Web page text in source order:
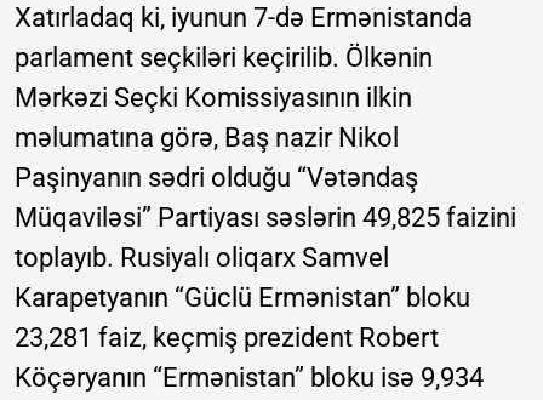
Xatırladaq ki, iyunun 7-də Ermənistanda
parlament seçkiləri keçirilib. Ölkənin
Mərkəzi Seçki Komissiyasının ilkin
məlumatına görə, Baş nazir Nikol
Paşinyanın sədri olduğu “Vətəndaş
Müqaviləsi” Partiyası səslərin 49,825 faizini
toplayıb. Rusiyalı oliqarx Samvel
Karapetyanın “Güclü Ermənistan” bloku
23,281 faiz, keçmiş prezident Robert
Köçəryanın “Ermənistan” bloku isə 9,934